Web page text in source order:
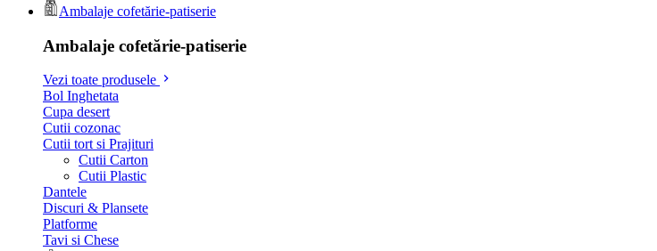
Ambalaje cofetărie-patiserie
Ambalaje cofetărie-patiserie
Vezi toate produsele
Bol Inghetata
Cupa desert
Cutii cozonac
Cutii tort si Prajituri
Cutii Carton
Cutii Plastic
Dantele
Discuri & Plansete
Platforme
Tavi si Chese